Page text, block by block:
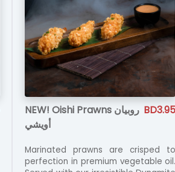
NEW! Oishi Prawns روبيان
أويشي
BD3.95
Marinated prawns are crisped to
perfection in premium vegetable oil.